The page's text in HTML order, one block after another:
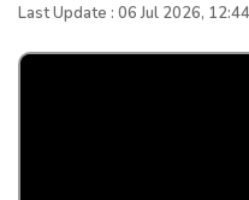
Last Update : 06 Jul 2026,